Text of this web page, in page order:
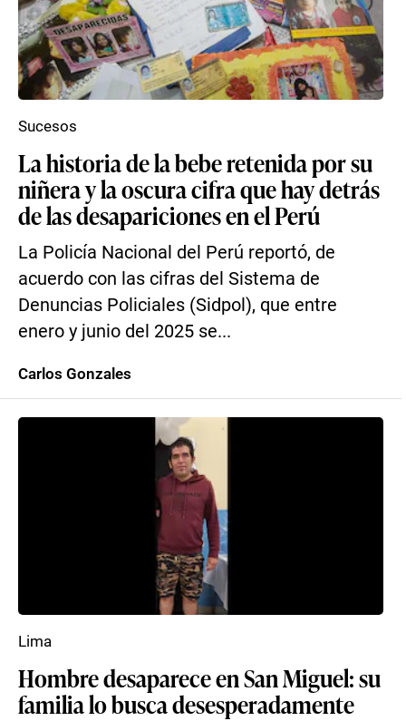
La historia de la bebe retenida por su
niñera y la oscura cifra que hay detrás
de las desapariciones en el Perú
La Policía Nacional del Perú reportó, de
acuerdo con las cifras del Sistema de
Denuncias Policiales (Sidpol), que entre
enero y junio del 2025 se...
Sucesos
Carlos Gonzales
Hombre desaparece en San Miguel: su
familia lo busca desesperadamente
Lima